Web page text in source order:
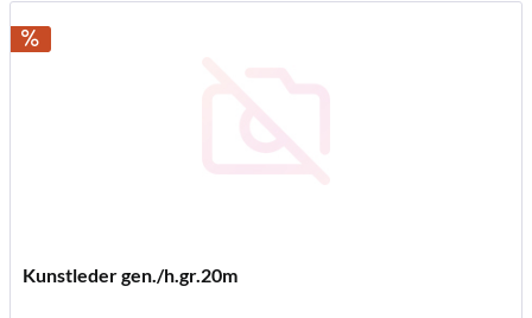
Kunstleder gen./h.gr.20m